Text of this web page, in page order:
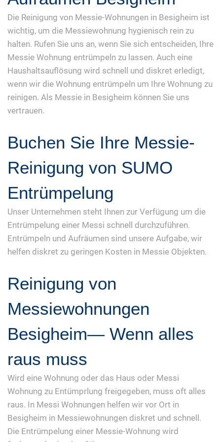
Die Reinigung von Messie-Wohnungen in Besigheim ist
wichtig, um die Messiewohnung hygienisch rein zu
halten. Rufen Sie uns an, wenn Sie sich entscheiden, Ihre
Messie Wohnung entrümpeln zu lassen. Auch eine
Haushaltsauflösung wird schnell und diskret erledigt,
wenn wir die Wohnung entrümpeln um Ihre Wohnung zu
reinigen. Als Messie in Besigheim können Sie uns
vertrauen.
Buchen Sie Ihre Messie-
Reinigung von SUMO
Entrümpelung
Unser Unternehmen steht Ihnen zur Verfügung um die
Entrümpelung einer Messi schnell durchzuführen.
Entrümpeln und Aufräumen sind unsere Aufgabe, wir
helfen diskret zu geringen Kosten in Messie Objekten.
Reinigung von
Messiewohnungen
Besigheim— Wenn alles
raus muss
Wird eine Wohnung oder das Haus oder Messi
Wohnung zu Entümprlung freigegeben, muss oft alles
raus. In Messi Wohnungen helfen wir vor Ort in
Besigheim in Messiewohnungen diskret und schnell.
Die Entrümpelung einer Messie-Wohnung wird